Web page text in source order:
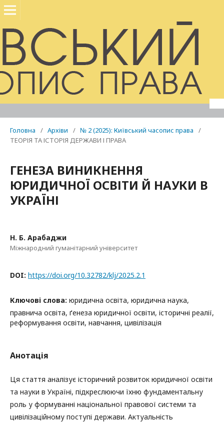
Головна / Архіви / № 2 (2025): Київський часопис права
/
ТЕОРІЯ ТА ІСТОРІЯ ДЕРЖАВИ І ПРАВА
ГЕНЕЗА ВИНИКНЕННЯ
ЮРИДИЧНОЇ ОСВІТИ Й НАУКИ В
УКРАЇНІ
Н. Б. Арабаджи
Міжнародний гуманітарний університет
DOI: https://doi.org/10.32782/klj/2025.2.1
Ключові слова: юридична освіта, юридична наука,
правнича освіта, ґенеза юридичної освіти, історичні реалії,
реформування освіти, навчання, цивілізація
Анотація
Ця стаття аналізує історичний розвиток юридичної освіти
та науки в Україні, підкреслюючи їхню фундаментальну
роль у формуванні національної правової системи та
цивілізаційному поступі держави. Актуальність